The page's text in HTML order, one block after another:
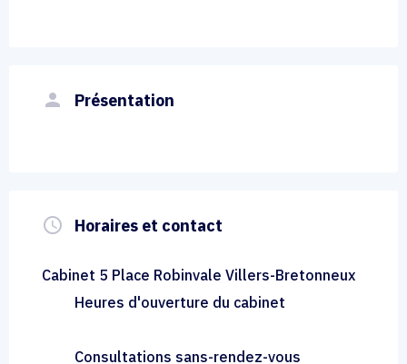
person Présentation
query_builder Horaires et contact
Cabinet 5 Place Robinvale Villers-Bretonneux
Heures d'ouverture du cabinet
Consultations sans-rendez-vous